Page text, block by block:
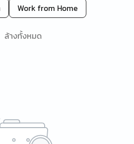
Work from Home
ล้างทั้งหมด